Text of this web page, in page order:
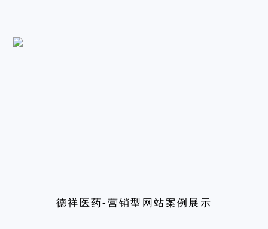
德祥医药-营销型网站案例展示